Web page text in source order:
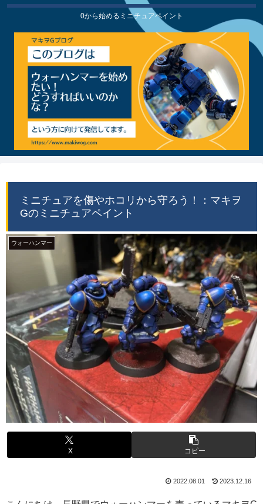
0から始めるミニチュアペイント
ミニチュアを傷やホコリから守ろう！：マキヲ
Gのミニチュアペイント
ウォーハンマー
X コピー
2022.08.01 2023.12.16